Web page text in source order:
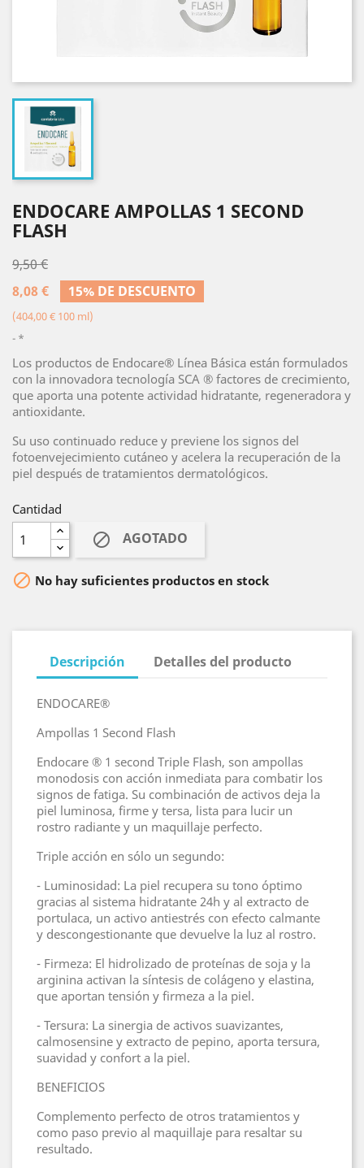
ENDOCARE AMPOLLAS 1 SECOND
FLASH
9,50 €
8,08 €
15% DE DESCUENTO
(404,00 € 100 ml)
*
Los productos de Endocare® Línea Básica están formulados
con la innovadora tecnología SCA ® factores de crecimiento,
que aporta una potente actividad hidratante, regeneradora y
antioxidante.
Su uso continuado reduce y previene los signos del
fotoenvejecimiento cutáneo y acelera la recuperación de la
piel después de tratamientos dermatológicos.
Cantidad
 AGOTADO
 No hay suficientes productos en stock
Descripción Detalles del producto
ENDOCARE®
Ampollas 1 Second Flash
Endocare ® 1 second Triple Flash, son ampollas
monodosis con acción inmediata para combatir los
signos de fatiga. Su combinación de activos deja la
piel luminosa, firme y tersa, lista para lucir un
rostro radiante y un maquillaje perfecto.
Triple acción en sólo un segundo:
- Luminosidad: La piel recupera su tono óptimo
gracias al sistema hidratante 24h y al extracto de
portulaca, un activo antiestrés con efecto calmante
y descongestionante que devuelve la luz al rostro.
- Firmeza: El hidrolizado de proteínas de soja y la
arginina activan la síntesis de colágeno y elastina,
que aportan tensión y firmeza a la piel.
- Tersura: La sinergia de activos suavizantes,
calmosensine y extracto de pepino, aporta tersura,
suavidad y confort a la piel.
BENEFICIOS
Complemento perfecto de otros tratamientos y
como paso previo al maquillaje para resaltar su
resultado.